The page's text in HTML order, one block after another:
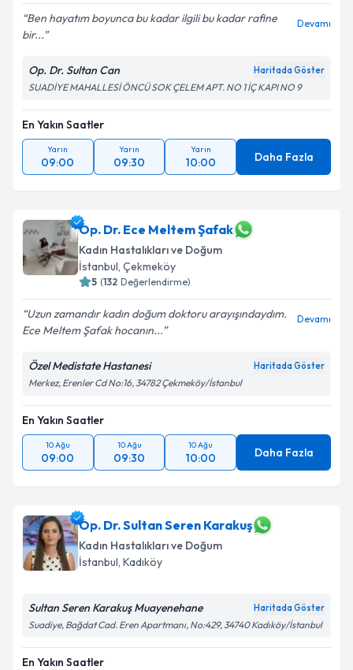
Ben hayatım boyunca bu kadar ilgili bu kadar rafine
bir...
Devamı
Op. Dr. Sultan Can Haritada Göster
SUADİYE MAHALLESİ ÖNCÜ SOK ÇELEM APT. NO 1 İÇ KAPI NO 9
En Yakın Saatler
Yarın
09:00
Yarın
09:30
Yarın
10:00 Daha Fazla
Op. Dr. Ece Meltem Şafak
Kadın Hastalıkları ve Doğum
İstanbul, Çekmeköy
5 (132 Değerlendirme)
Uzun zamandır kadın doğum doktoru arayışındaydım.
Ece Meltem Şafak hocanın...
Devamı
Özel Medistate Hastanesi Haritada Göster
Merkez, Erenler Cd No:16, 34782 Çekmeköy/İstanbul
En Yakın Saatler
10 Ağu
09:00
10 Ağu
09:30
10 Ağu
10:00 Daha Fazla
Op. Dr. Sultan Seren Karakuş
Kadın Hastalıkları ve Doğum
İstanbul, Kadıköy
Sultan Seren Karakuş Muayenehane Haritada Göster
Suadiye, Bağdat Cad. Eren Apartmanı, No:429, 34740 Kadıköy/İstanbul
En Yakın Saatler